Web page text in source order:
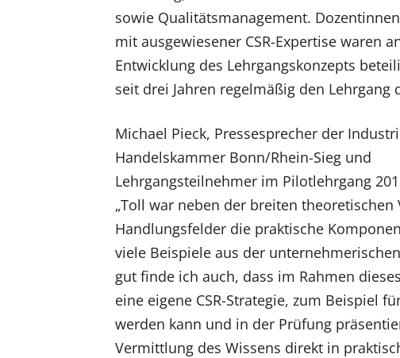
sowie Qualitätsmanagement.
mit ausgewiesener CSR-Expertise waren
Entwicklung des Lehrgangskonzepts
seit drei Jahren regelmäßig den Lehrgang
Michael Pieck, Pressesprecher der
Handelskammer Bonn/Rhein-Sieg und
Lehrgangsteilnehmer im Pilotlehrgang
„Toll war neben der breiten
Handlungsfelder die praktische
viele Beispiele aus der
gut finde ich auch, dass im Rahmen
eine eigene CSR-Strategie, zum Beispiel
werden kann und in der Prüfung
Vermittlung des Wissens direkt in